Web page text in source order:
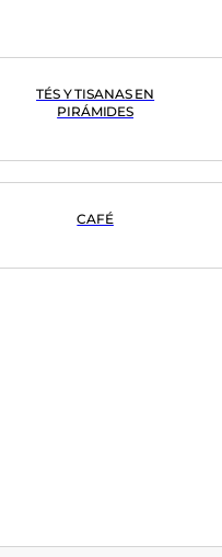
TÉS Y TISANAS EN
PIRÁMIDES
CAFÉ